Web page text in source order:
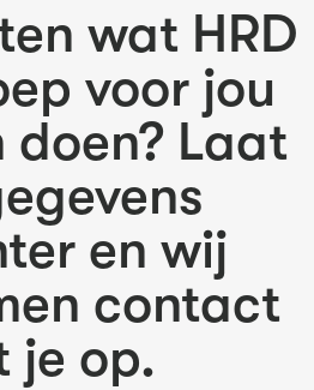
wat HRD
voor jou
doen? Laat
en wij
contact
je op.